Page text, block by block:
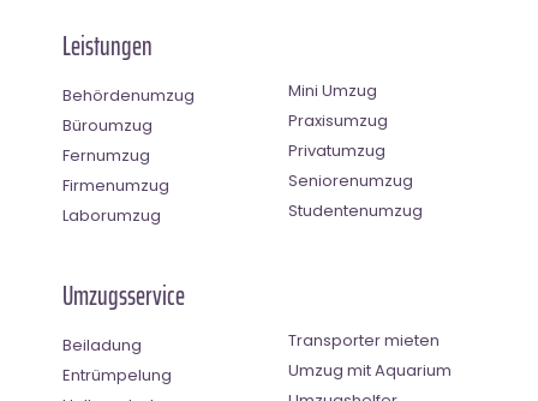
Leistungen
Behördenumzug
Büroumzug
Fernumzug
Firmenumzug
Laborumzug
Mini Umzug
Praxisumzug
Privatumzug
Seniorenumzug
Studentenumzug
Umzugsservice
Beiladung
Entrümpelung
Transporter mieten
Umzug mit Aquarium